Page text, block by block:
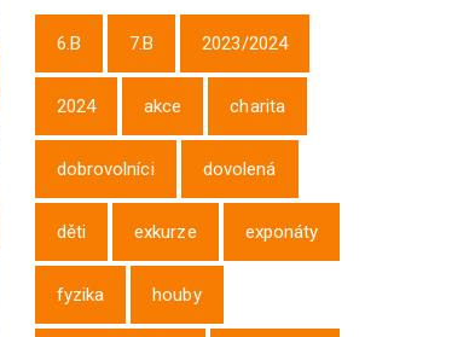
6.B 7.B 2023/2024
2024 akce charita
dobrovolníci dovolená
děti exkurze exponáty
fyzika houby